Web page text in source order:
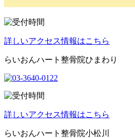
詳しいアクセス情報はこちら
らいおんハート整骨院ひまわり
詳しいアクセス情報はこちら
らいおんハート整骨院小松川